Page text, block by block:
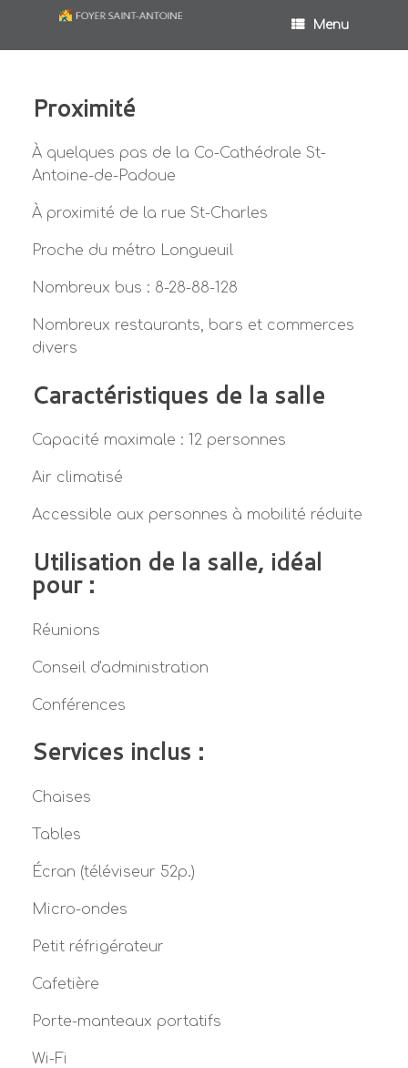
Menu
Proximité
À quelques pas de la Co-Cathédrale St-
Antoine-de-Padoue
À proximité de la rue St-Charles
Proche du métro Longueuil
Nombreux bus : 8-28-88-128
Nombreux restaurants, bars et commerces
divers
Caractéristiques de la salle
Capacité maximale : 12 personnes
Air climatisé
Accessible aux personnes à mobilité réduite
Utilisation de la salle, idéal
pour :
Réunions
Conseil d'administration
Conférences
Services inclus :
Chaises
Tables
Écran (téléviseur 52p.)
Micro-ondes
Petit réfrigérateur
Cafetière
Porte-manteaux portatifs
Wi-Fi